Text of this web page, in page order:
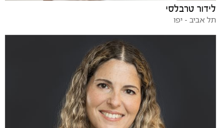
לידור טרבלסי
תל אביב - יפו